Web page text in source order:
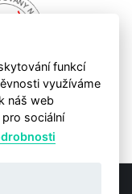
-
funkcí
využíváme
náš web
sociální